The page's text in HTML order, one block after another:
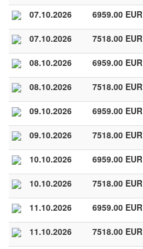
07.10.2026 6959.00 EUR
07.10.2026 7518.00 EUR
08.10.2026 6959.00 EUR
08.10.2026 7518.00 EUR
09.10.2026 6959.00 EUR
09.10.2026 7518.00 EUR
10.10.2026 6959.00 EUR
10.10.2026 7518.00 EUR
11.10.2026 6959.00 EUR
11.10.2026 7518.00 EUR